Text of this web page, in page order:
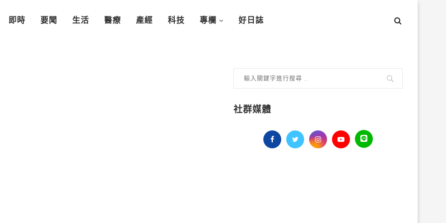
即時 要聞 生活 醫療 產經 科技 專欄 好日誌
社群媒體